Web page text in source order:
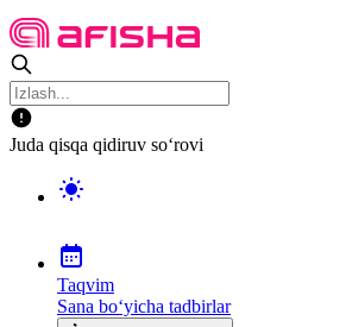
Juda qisqa qidiruv so‘rovi
Taqvim
Sana bo‘yicha tadbirlar